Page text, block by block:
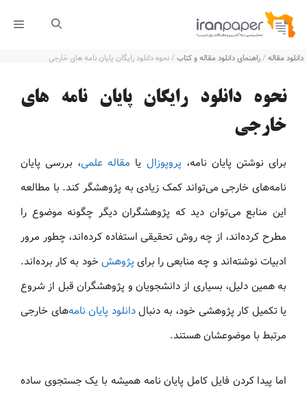
پرش
محتوا
دانلود مقاله /راهنمای دانلود مقاله و کتاب /نحوه دانلود رایگان پایان نامه های خارجی
نحوه دانلود رایگان پایان نامه های
خارجی
برای نوشتن پایان نامه، پروپوزال یا مقاله علمی، بررسی پایان
نامه‌های خارجی می‌تواند کمک زیادی به پژوهشگر کند. با مطالعه
این منابع می‌توان دید که پژوهشگران دیگر چگونه موضوع را
مطرح کرده‌اند، از چه روش تحقیقی استفاده کرده‌اند، چطور مرور
ادبیات نوشته‌اند و چه منابعی را برای پژوهشخود به کار برده‌اند.
به همین دلیل، بسیاری از دانشجویان و پژوهشگران قبل از شروع
یا تکمیل کار پژوهشی خود، به دنبالدانلود پایان نامه‌های خارجی
مرتبط با موضوعشان هستند.
اما پیدا کردن فایل کامل پایان نامه همیشه با یک جستجوی ساده